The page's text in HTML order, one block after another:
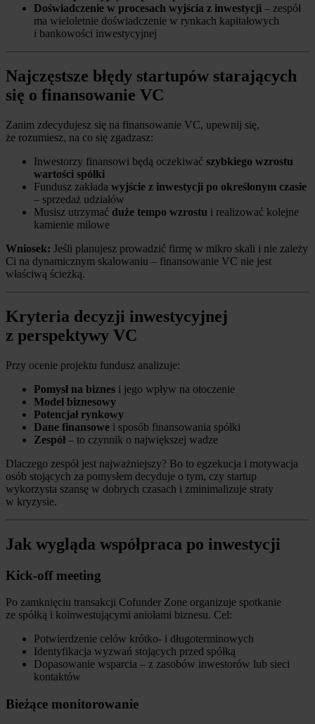
Doświadczenie w procesach wyjścia z inwestycji – zespół
ma wieloletnie doświadczenie w rynkach kapitałowych
i bankowości inwestycyjnej
Najczęstsze błędy startupów starających
się o finansowanie VC
Zanim zdecydujesz się na finansowanie VC, upewnij się,
że rozumiesz, na co się zgadzasz:
Inwestorzy finansowi będą oczekiwać szybkiego wzrostu
wartości spółki
Fundusz zakłada wyjście z inwestycji po określonym czasie
– sprzedaż udziałów
Musisz utrzymać duże tempo wzrostu i realizować kolejne
kamienie milowe
Wniosek: Jeśli planujesz prowadzić firmę w mikro skali i nie zależy
Ci na dynamicznym skalowaniu – finansowanie VC nie jest
właściwą ścieżką.
Kryteria decyzji inwestycyjnej
z perspektywy VC
Przy ocenie projektu fundusz analizuje:
Pomysł na biznes i jego wpływ na otoczenie
Model biznesowy
Potencjał rynkowy
Dane finansowe i sposób finansowania spółki
Zespół – to czynnik o największej wadze
Dlaczego zespół jest najważniejszy? Bo to egzekucja i motywacja
osób stojących za pomysłem decyduje o tym, czy startup
wykorzysta szansę w dobrych czasach i zminimalizuje straty
w kryzysie.
Jak wygląda współpraca po inwestycji
Kick-off meeting
Po zamknięciu transakcji Cofunder Zone organizuje spotkanie
ze spółką i koinwestującymi aniołami biznesu. Cel:
Potwierdzenie celów krótko- i długoterminowych
Identyfikacja wyzwań stojących przed spółką
Dopasowanie wsparcia – z zasobów inwestorów lub sieci
kontaktów
Bieżące monitorowanie